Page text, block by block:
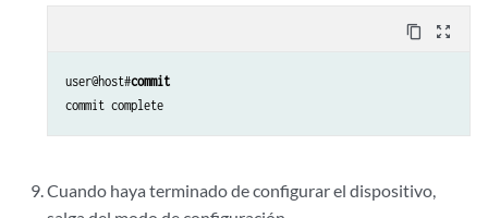
content_copy zoom_out_map
user@host#commit
Cuando haya terminado de configurar el dispositivo,